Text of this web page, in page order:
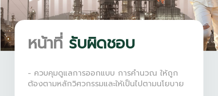
หน้าที่ รับผิดชอบ
- ควบคุมดูแลการออกแบบ การคำนวณ ให้ถูก
ต้องตามหลักวิศวกรรมและให้เป็นไปตามนโยบาย